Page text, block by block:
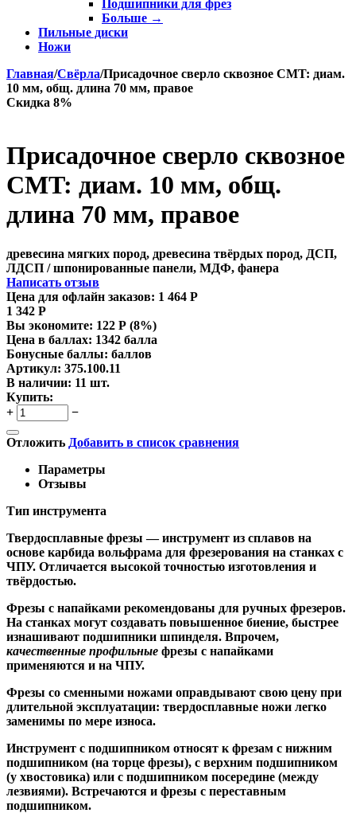
Подшипники для фрез
Больше →
Пильные диски
Ножи
Главная/Свёрла/Присадочное сверло сквозное CMT: диам.
10 мм, общ. длина 70 мм, правое
Скидка 8%
Присадочное сверло сквозное
CMT: диам. 10 мм, общ.
длина 70 мм, правое
древесина мягких пород, древесина твёрдых пород, ДСП,
ЛДСП / шпонированные панели, МДФ, фанера
Написать отзыв
Цена для офлайн заказов: 1 464 Р
1 342 Р
Вы экономите: 122 Р (8%)
Цена в баллах: 1342 балла
Бонусные баллы: баллов
Артикул: 375.100.11
В наличии: 11 шт.
Купить:
+
−
Отложить Добавить в список сравнения
Параметры
Отзывы
Тип инструмента
Твердосплавные фрезы — инструмент из сплавов на
основе карбида вольфрама для фрезерования на станках с
ЧПУ. Отличается высокой точностью изготовления и
твёрдостью.
Фрезы с напайками рекомендованы для ручных фрезеров.
На станках могут создавать повышенное биение, быстрее
изнашивают подшипники шпинделя. Впрочем,
качественные профильные фрезы с напайками
применяются и на ЧПУ.
Фрезы со сменными ножами оправдывают свою цену при
длительной эксплуатации: твердосплавные ножи легко
заменимы по мере износа.
Инструмент с подшипником относят к фрезам с нижним
подшипником (на торце фрезы), с верхним подшипником
(у хвостовика) или с подшипником посередине (между
лезвиями). Встречаются и фрезы с переставным
подшипником.